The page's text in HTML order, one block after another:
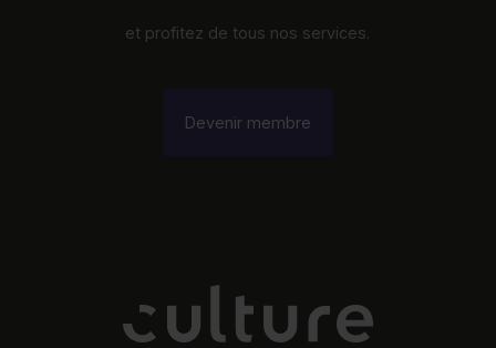
et profitez de tous nos services.
Devenir membre